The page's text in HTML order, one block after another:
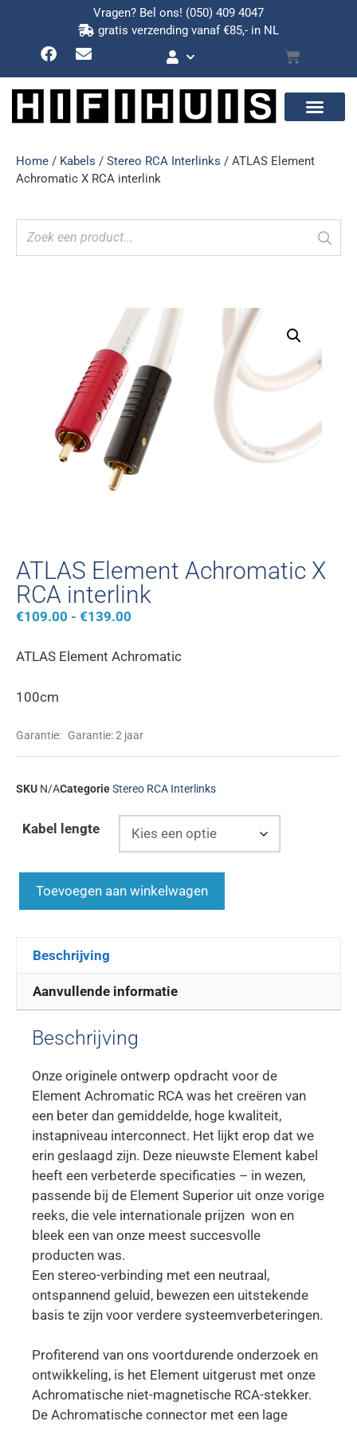
Vragen? Bel ons! (050) 409 4047
gratis verzending vanaf €85,- in NL
Home / Kabels / Stereo RCA Interlinks / ATLAS Element
Achromatic X RCA interlink
ATLAS Element Achromatic X
RCA interlink
€109.00 - €139.00
ATLAS Element Achromatic
100cm
Garantie: Garantie: 2 jaar
SKU N/ACategorieStereo RCA Interlinks
Kabel lengte
Toevoegen aan winkelwagen
Beschrijving
Aanvullende informatie
Beschrijving
Onze originele ontwerp opdracht voor de
Element Achromatic RCA was het creëren van
een beter dan gemiddelde, hoge kwaliteit,
instapniveau interconnect. Het lijkt erop dat we
erin geslaagd zijn. Deze nieuwste Element kabel
heeft een verbeterde specificaties – in wezen,
passende bij de Element Superior uit onze vorige
reeks, die vele internationale prijzen won en
bleek een van onze meest succesvolle
producten was.
Een stereo-verbinding met een neutraal,
ontspannend geluid, bewezen een uitstekende
basis te zijn voor verdere systeemverbeteringen.
Profiterend van ons voortdurende onderzoek en
ontwikkeling, is het Element uitgerust met onze
Achromatische niet-magnetische RCA-stekker.
De Achromatische connector met een lage